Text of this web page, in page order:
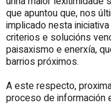
que apuntou que, nos
implicado nesta
criterios e solucións
paisaxismo e enerxía,
barrios próximos.
A este respecto,
proceso de información